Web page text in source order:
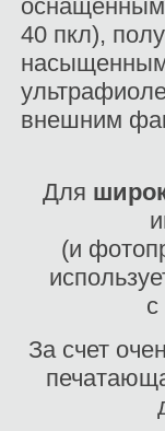
оснащенным
40 пкл),
внешним
Для
(и
За счет